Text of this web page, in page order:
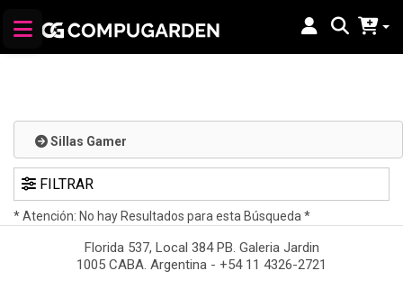
Sillas Gamer
FILTRAR
* Atención: No hay Resultados para esta Búsqueda *
Florida 537, Local 384 PB. Galeria Jardin
1005 CABA. Argentina - +54 11 4326-2721